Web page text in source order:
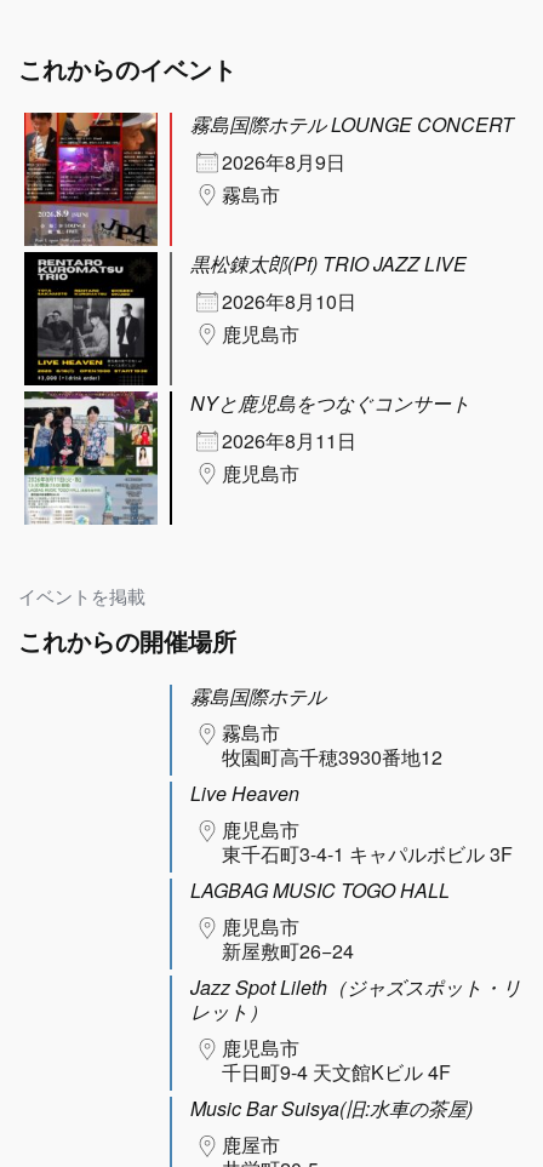
これからのイベント
霧島国際ホテル LOUNGE CONCERT
2026年8月9日
霧島市
黒松錬太郎(Pf) TRIO JAZZ LIVE
2026年8月10日
鹿児島市
NYと鹿児島をつなぐコンサート
2026年8月11日
鹿児島市
イベントを掲載
これからの開催場所
霧島国際ホテル
霧島市
牧園町高千穂3930番地12
Live Heaven
鹿児島市
東千石町3-4-1 キャパルボビル 3F
LAGBAG MUSIC TOGO HALL
鹿児島市
新屋敷町26−24
Jazz Spot Lileth（ジャズスポット・リ
レット）
鹿児島市
千日町9-4 天文館Kビル 4F
Music Bar Suisya(旧:水車の茶屋)
鹿屋市